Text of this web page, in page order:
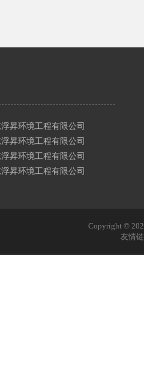
昇环境工程有限公司
昇环境工程有限公司
昇环境工程有限公司
昇环境工程有限公司
Copyright ©
友情